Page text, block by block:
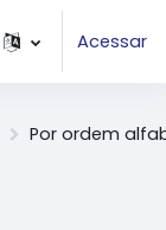
Acessar
Por ordem